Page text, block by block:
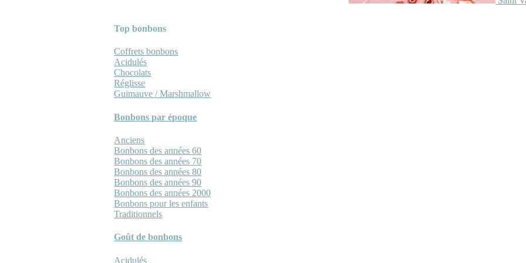
Top bonbons
Coffrets bonbons
Acidulés
Chocolats
Réglisse
Guimauve / Marshmallow
Bonbons par époque
Anciens
Bonbons des années 60
Bonbons des années 70
Bonbons des années 80
Bonbons des années 90
Bonbons des années 2000
Bonbons pour les enfants
Traditionnels
Goût de bonbons
Acidulés